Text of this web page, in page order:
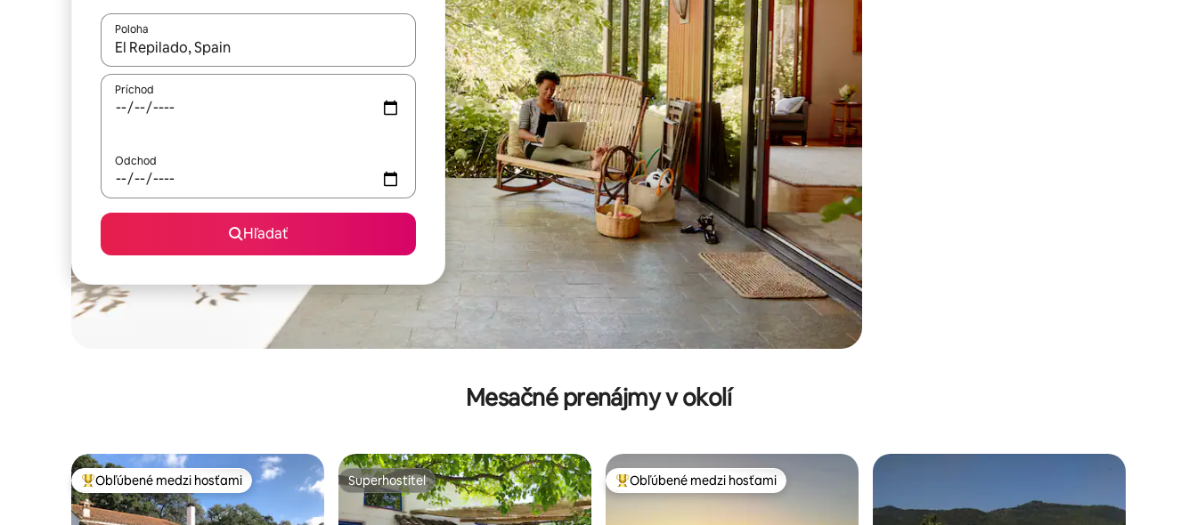
Poloha
Keď budú výsledky k dispozícii, môžete si ich prechádzať pomocou klávesov so šípkami nahor a nadol alebo ich preskúmať pomocou dotykových gest či potiahnutia prstom.
Príchod
Odchod
Hľadať
Mesačné prenájmy v okolí
Najobľúbenejšie medzi hosťami
Obľúbené medzi hosťami Superhostiteľ
Superhostiteľ Najobľúbenejšie medzi hosťami
Obľúbené medzi hosťami